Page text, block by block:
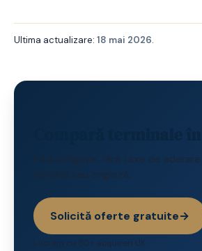
Ultima actualizare: 18 mai 2026.
Fără obligație, fără taxe de
română sau engleză.
Solicită oferte gratuite→
Lucrăm cu 80+ acquireri UK